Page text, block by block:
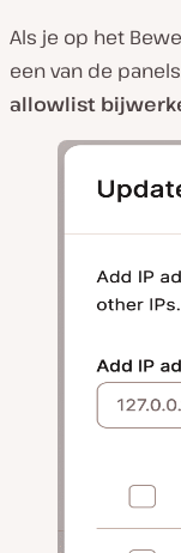
Als je op het
een van de
allowlist